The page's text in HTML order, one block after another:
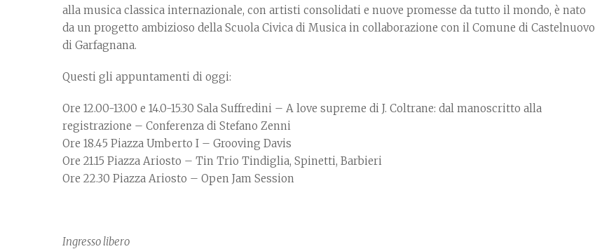
alla musica classica internazionale, con artisti consolidati e nuove promesse da tutto il mondo, è nato
da un progetto ambizioso della Scuola Civica di Musica in collaborazione con il Comune di Castelnuovo
di Garfagnana.
Questi gli appuntamenti di oggi:
Ore 12.00-13.00 e 14.0-15.30 Sala Suffredini – A love supreme di J. Coltrane: dal manoscritto alla
registrazione – Conferenza di Stefano Zenni
Ore 18.45 Piazza Umberto I – Grooving Davis
Ore 21.15 Piazza Ariosto – Tin Trio Tindiglia, Spinetti, Barbieri
Ore 22.30 Piazza Ariosto – Open Jam Session
Ingresso libero